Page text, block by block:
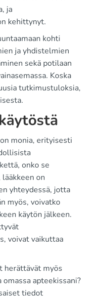
ja
kehittynyt.
kohti
ja yhdistelmien
sekä potilaan
Koska
tutkimustuloksia,
monia, erityisesti
onko se
on
yhteydessä, jotta
myös, voivatko
käytön jälkeen.
voivat vaikuttaa
herättävät myös
apteekissani?
tiedot